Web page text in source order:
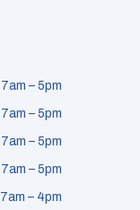
7am – 5pm
7am – 5pm
7am – 5pm
7am – 5pm
7am – 4pm